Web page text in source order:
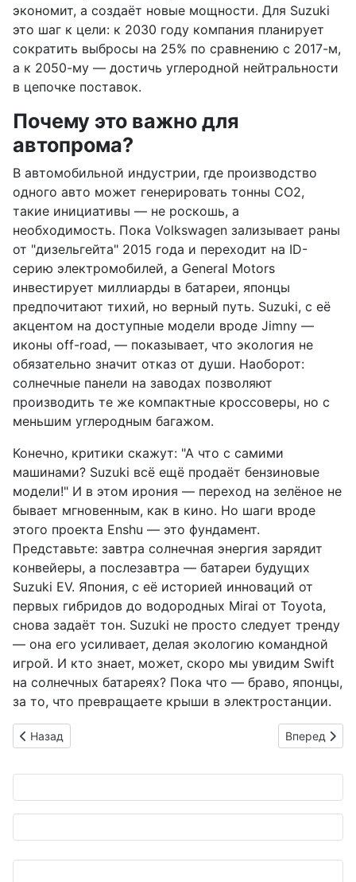
экономит, а создаёт новые мощности. Для Suzuki
это шаг к цели: к 2030 году компания планирует
сократить выбросы на 25% по сравнению с 2017-м,
а к 2050-му — достичь углеродной нейтральности
в цепочке поставок.
Почему это важно для
автопрома?
В автомобильной индустрии, где производство
одного авто может генерировать тонны CO2,
такие инициативы — не роскошь, а
необходимость. Пока Volkswagen зализывает раны
от "дизельгейта" 2015 года и переходит на ID-
серию электромобилей, а General Motors
инвестирует миллиарды в батареи, японцы
предпочитают тихий, но верный путь. Suzuki, с её
акцентом на доступные модели вроде Jimny —
иконы off-road, — показывает, что экология не
обязательно значит отказ от души. Наоборот:
солнечные панели на заводах позволяют
производить те же компактные кроссоверы, но с
меньшим углеродным багажом.
Конечно, критики скажут: "А что с самими
машинами? Suzuki всё ещё продаёт бензиновые
модели!" И в этом ирония — переход на зелёное не
бывает мгновенным, как в кино. Но шаги вроде
этого проекта Enshu — это фундамент.
Представьте: завтра солнечная энергия зарядит
конвейеры, а послезавтра — батареи будущих
Suzuki EV. Япония, с её историей инноваций от
первых гибридов до водородных Mirai от Toyota,
снова задаёт тон. Suzuki не просто следует тренду
— она его усиливает, делая экологию командной
игрой. И кто знает, может, скоро мы увидим Swift
на солнечных батареях? Пока что — браво, японцы,
за то, что превращаете крыши в электростанции.
Предыдущий: Напитки и хлопья в одном грузовике:
Назад Следующий:
Вперед